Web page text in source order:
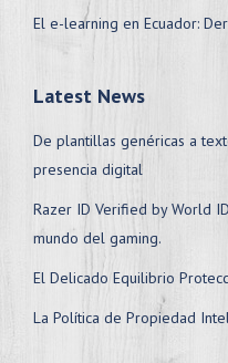
El e-learning en Ecuador:
Latest News
De plantillas genéricas a
presencia digital
Razer ID Verified by World
mundo del gaming.
El Delicado Equilibrio
La Política de Propiedad